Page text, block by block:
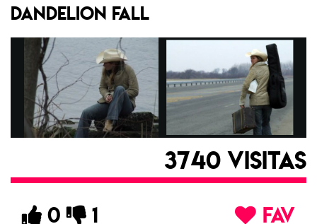
Dandelion Fall
3740 VISITAS
0 1 FAV